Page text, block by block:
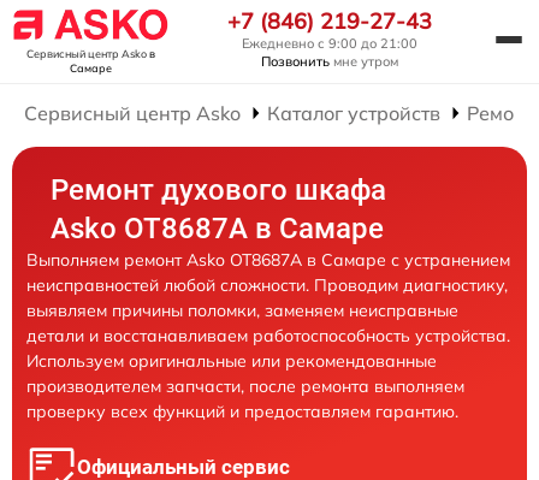
Сервисный центр Askoв
Самаре
+7 (846) 219-27-43
Ежедневно с 9:00 до 21:00
Позвонить мне утром
Сервисный центр Asko Каталог устройств
Ремонт духового шкафа
Asko OT8687A в Самаре
Выполняем ремонт Asko OT8687A в Самаре с устранением
неисправностей любой сложности. Проводим диагностику,
выявляем причины поломки, заменяем неисправные
детали и восстанавливаем работоспособность устройства.
Используем оригинальные или рекомендованные
производителем запчасти, после ремонта выполняем
проверку всех функций и предоставляем гарантию.
Официальный сервис